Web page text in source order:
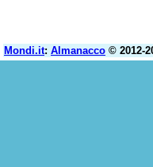
Mondi.it: Almanacco © 2012-